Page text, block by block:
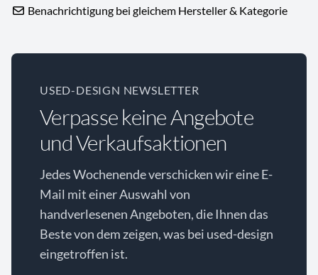
Benachrichtigung bei gleichem Hersteller & Kategorie
USED-DESIGN NEWSLETTER
Verpasse keine Angebote
und Verkaufsaktionen
Jedes Wochenende verschicken wir eine E-
Mail mit einer Auswahl von
handverlesenen Angeboten, die Ihnen das
Beste von dem zeigen, was bei used-design
eingetroffen ist.